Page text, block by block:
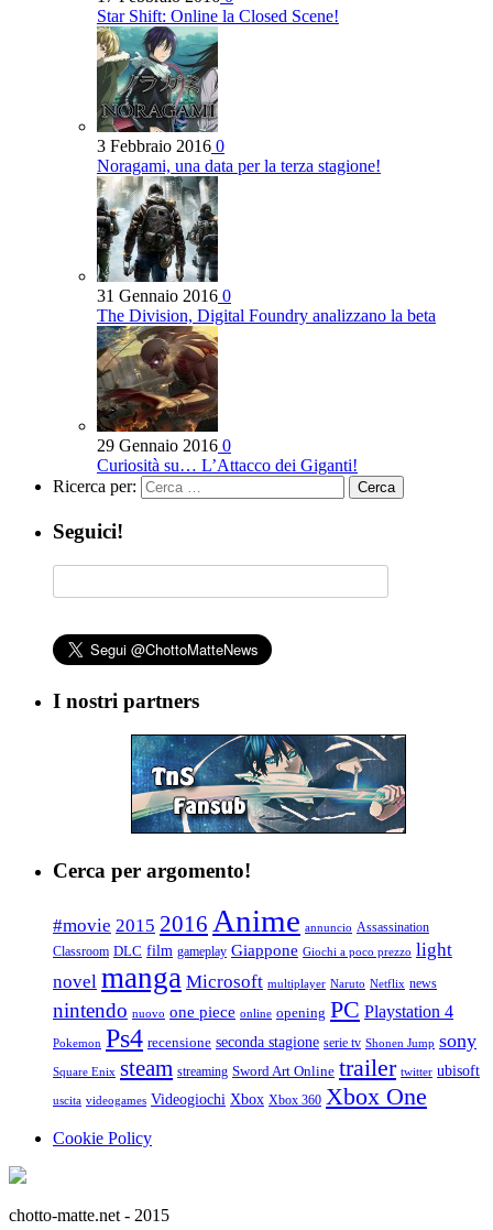
Star Shift: Online la Closed Scene!
3 Febbraio 2016 0
Noragami, una data per la terza stagione!
31 Gennaio 2016 0
The Division, Digital Foundry analizzano la beta
29 Gennaio 2016 0
Curiosità su… L’Attacco dei Giganti!
Ricerca per:
Seguici!
I nostri partners
Cerca per argomento!
#movie 2015 2016 Anime annuncio Assassination
Classroom DLC film gameplay Giappone Giochi a poco prezzo light
novel manga Microsoft multiplayer Naruto Netflix news
nintendo nuovo one piece online opening PC Playstation 4
Pokemon Ps4 recensione seconda stagione serie tv Shonen Jump sony
Square Enix steam streaming Sword Art Online trailer twitter ubisoft
uscita videogames Videogiochi Xbox Xbox 360 Xbox One
Cookie Policy
chotto-matte.net - 2015